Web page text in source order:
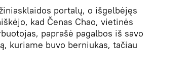
portalų, o išgelbėjęs
kad Čenas Chao, vietinės
paprašė pagalbos iš savo
kuriame buvo berniukas, tačiau